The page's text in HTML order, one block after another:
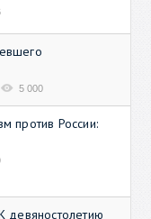
5 000
против России:
девяностолетию